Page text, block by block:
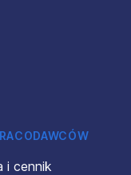
i cennik